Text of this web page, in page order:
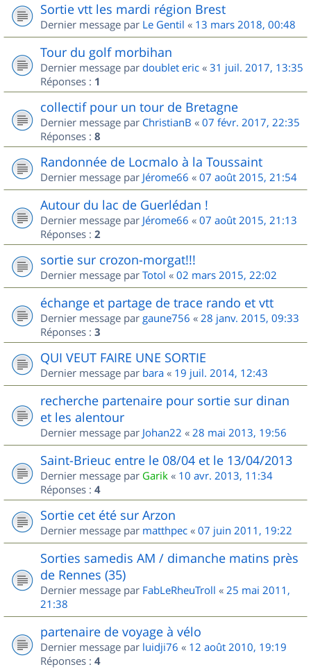
Sortie vtt les mardi région Brest
Dernier message par Le Gentil « 13 mars 2018, 00:48
Tour du golf morbihan
Dernier message par doublet eric « 31 juil. 2017, 13:35
Réponses : 1
collectif pour un tour de Bretagne
Dernier message par ChristianB « 07 févr. 2017, 22:35
Réponses : 8
Randonnée de Locmalo à la Toussaint
Dernier message par Jérome66 « 07 août 2015, 21:54
Autour du lac de Guerlédan !
Dernier message par Jérome66 « 07 août 2015, 21:13
Réponses : 2
sortie sur crozon-morgat!!!
Dernier message par Totol « 02 mars 2015, 22:02
échange et partage de trace rando et vtt
Dernier message par gaune756 « 28 janv. 2015, 09:33
Réponses : 3
QUI VEUT FAIRE UNE SORTIE
Dernier message par bara « 19 juil. 2014, 12:43
recherche partenaire pour sortie sur dinan
et les alentour
Dernier message par Johan22 « 28 mai 2013, 19:56
Saint-Brieuc entre le 08/04 et le 13/04/2013
Dernier message par Garik « 10 avr. 2013, 11:34
Réponses : 4
Sortie cet été sur Arzon
Dernier message par matthpec « 07 juin 2011, 19:22
Sorties samedis AM / dimanche matins près
de Rennes (35)
Dernier message par FabLeRheuTroll « 25 mai 2011,
21:38
partenaire de voyage à vélo
Dernier message par luidji76 « 12 août 2010, 19:19
Réponses : 4